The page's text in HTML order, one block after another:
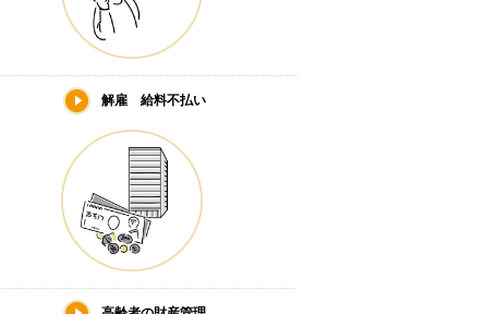
解雇 給料不払い